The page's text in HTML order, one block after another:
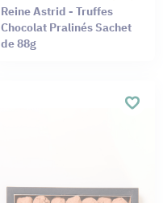
Reine Astrid - Truffes
Chocolat Pralinés Sachet
de 88g